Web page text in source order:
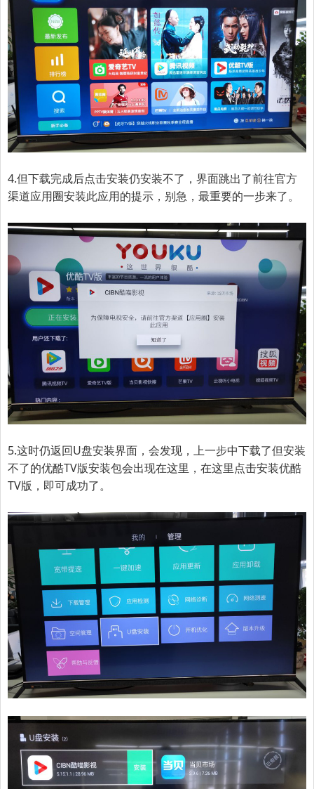
4.但下载完成后点击安装仍安装不了，界面跳出了前往官方
渠道应用圈安装此应用的提示，别急，最重要的一步来了。
5.这时仍返回U盘安装界面，会发现，上一步中下载了但安装
不了的优酷TV版安装包会出现在这里，在这里点击安装优酷
TV版，即可成功了。